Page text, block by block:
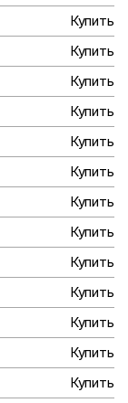
Купить
Купить
Купить
Купить
Купить
Купить
Купить
Купить
Купить
Купить
Купить
Купить
Купить